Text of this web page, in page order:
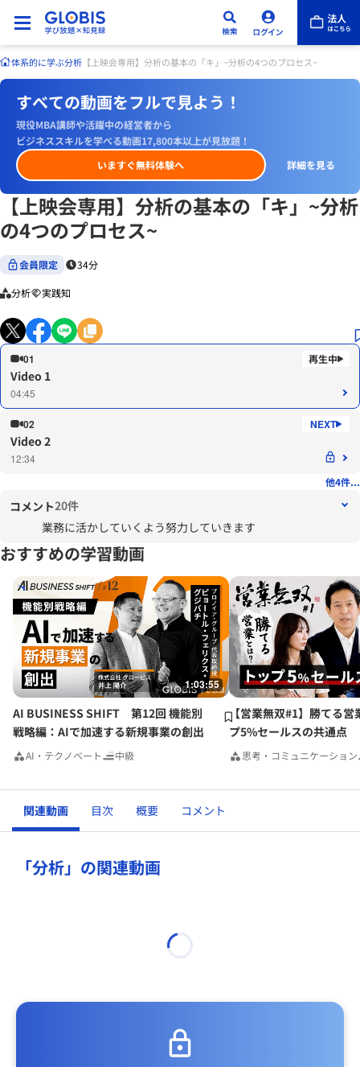
体系的に学ぶ分析 【上映会専用】分析の基本の「キ」~分析の4つのプロセス~
すべての動画をフルで見よう！
現役MBA講師や活躍中の経営者から
ビジネススキルを学べる動画17,800本以上が見放題！
いますぐ無料体験へ
詳細を見る
【上映会専用】分析の基本の「キ」~分析
の4つのプロセス~
会員限定 34分
分析 実践知
01
Video 1
04:45
02
Video 2
12:34
他4件...
コメント20件
業務に活かしていくよう努力していきます
おすすめの学習動画
1:03:55
AI BUSINESS SHIFT 第12回 機能別
戦略編：AIで加速する新規事業の創出
AI・テクノベート 中級
【営業無双#1】勝てる営
プ5%セールスの共通点
思考・コミュニケーション
関連動画 目次 概要 コメント
「分析」の関連動画